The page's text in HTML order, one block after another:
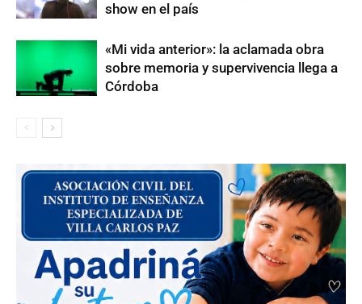
show en el país
«Mi vida anterior»: la aclamada obra
sobre memoria y supervivencia llega a
Córdoba